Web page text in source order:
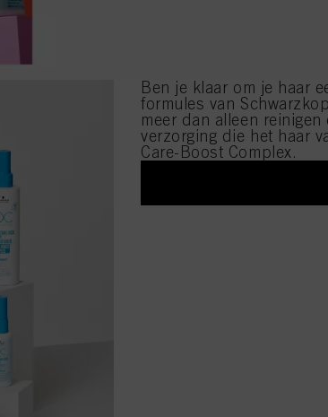
Ben je klaar om je haar
formules van
meer dan alleen
verzorging die het haar
Care-Boost Complex.